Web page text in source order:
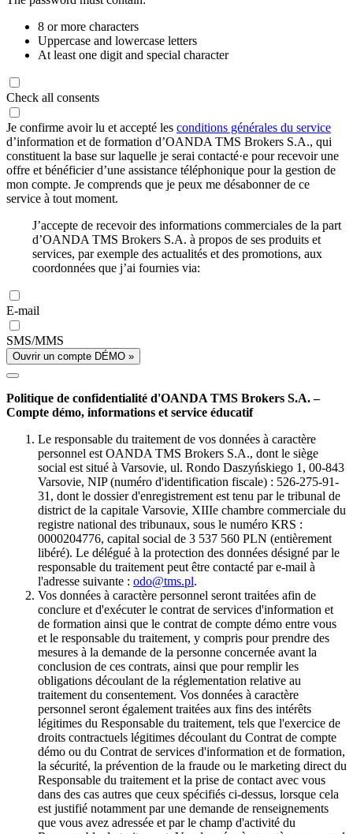
8 or more characters
Uppercase and lowercase letters
At least one digit and special character
Check all consents
Je confirme avoir lu et accepté les conditions générales du service
d’information et de formation d’OANDA TMS Brokers S.A., qui
constituent la base sur laquelle je serai contacté·e pour recevoir une
offre et bénéficier d’une assistance téléphonique pour la gestion de
mon compte. Je comprends que je peux me désabonner de ce
service à tout moment.
J’accepte de recevoir des informations commerciales de la part
d’OANDA TMS Brokers S.A. à propos de ses produits et
services, par exemple des actualités et des promotions, aux
coordonnées que j’ai fournies via:
E-mail
SMS/MMS
Ouvrir un compte DÉMO »
Politique de confidentialité d'OANDA TMS Brokers S.A. –
Compte démo, informations et service éducatif
Le responsable du traitement de vos données à caractère
personnel est OANDA TMS Brokers S.A., dont le siège
social est situé à Varsovie, ul. Rondo Daszyńskiego 1, 00-843
Varsovie, NIP (numéro d'identification fiscale) : 526-275-91-
31, dont le dossier d'enregistrement est tenu par le tribunal de
district de la capitale Varsovie, XIIIe chambre commerciale du
registre national des tribunaux, sous le numéro KRS :
0000204776, capital social de 3 537 560 PLN (entièrement
libéré). Le délégué à la protection des données désigné par le
responsable du traitement peut être contacté par e-mail à
l'adresse suivante : odo@tms.pl.
Vos données à caractère personnel seront traitées afin de
conclure et d'exécuter le contrat de services d'information et
de formation ainsi que le contrat de compte démo entre vous
et le responsable du traitement, y compris pour prendre des
mesures à la demande de la personne concernée avant la
conclusion de ces contrats, ainsi que pour remplir les
obligations découlant de la réglementation relative au
traitement du consentement. Vos données à caractère
personnel seront également traitées aux fins des intérêts
légitimes du Responsable du traitement, tels que l'exercice de
droits contractuels légitimes découlant du Contrat de compte
démo ou du Contrat de services d'information et de formation,
la sécurité, la prévention de la fraude ou le marketing direct du
Responsable du traitement et la prise de contact avec vous
dans des cas autres que ceux spécifiés ci-dessus, lorsque cela
est justifié notamment par une demande de renseignements
que vous avez adressée et par le champ d'activité du